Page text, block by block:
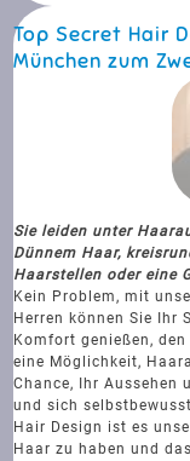
Top Secret Hair
München zum
Sie leiden unter
Dünnem Haar,
Haarstellen oder eine
Kein Problem, mit
Herren können Sie Ihr
Komfort genießen,
eine Möglichkeit,
Chance, Ihr Aussehen
und sich
Hair Design ist es
Haar zu haben und